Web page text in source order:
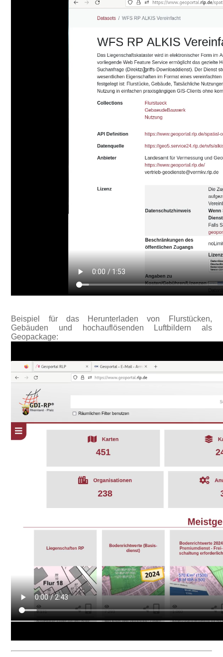
Beispiel für das Herunterladen von Flurstücken,
Gebäuden und hochauflösenden Luftbildern als
Geopackage: